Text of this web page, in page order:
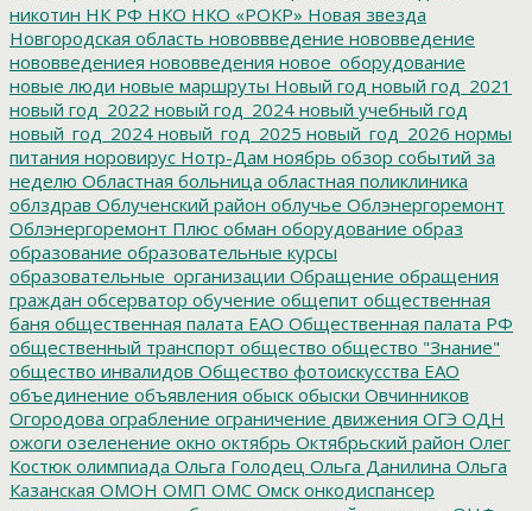
никотин НК РФ НКО НКО «РОКР» Новая звезда
Новгородская область нововвведение нововведение
нововведениея нововведения новое_оборудование
новые люди новые маршруты Новый год новый год_2021
новый год_2022 новый год_2024 новый учебный год
новый_год_2024 новый_год_2025 новый_год_2026 нормы
питания норовирус Нотр-Дам ноябрь обзор событий за
неделю Областная больница областная поликлиника
облздрав Облученский район облучье Облэнергоремонт
Облэнергоремонт Плюс обман оборудование образ
образование образовательные курсы
образовательные_организации Обращение обращения
граждан обсерватор обучение общепит общественная
баня общественная палата ЕАО Общественная палата РФ
общественный транспорт общество общество "Знание"
общество инвалидов Общество фотоискусства ЕАО
объединение объявления обыск обыски Овчинников
Огородова ограбление ограничение движения ОГЭ ОДН
ожоги озеленение окно октябрь Октябрьский район Олег
Костюк олимпиада Ольга Голодец Ольга Данилина Ольга
Казанская ОМОН ОМП ОМС Омск онкодиспансер